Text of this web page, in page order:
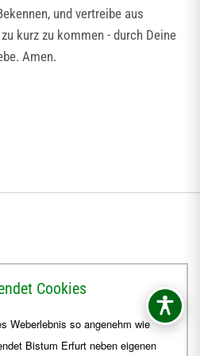
und vertreibe aus
kurz zu kommen - durch Deine
Amen.
Cookies
Weberlebnis so angenehm wie
Bistum Erfurt neben eigenen